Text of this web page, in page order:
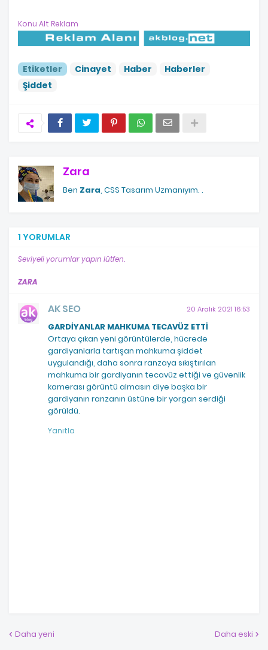
Konu Alt Reklam
Etiketler Cinayet Haber
Haberler
Şiddet
Zara
Ben Zara , CSS Tasarım Uzmanıyım. .
1 YORUMLAR
Seviyeli yorumlar yapın lütfen.
ZARA
AK SEO 20 Aralık 2021 16:53
GARDİYANLAR MAHKUMA TECAVÜZ ETTİ
Ortaya çıkan yeni görüntülerde, hücrede
gardiyanlarla tartışan mahkuma şiddet
uygulandığı, daha sonra ranzaya sıkıştırılan
mahkuma bir gardiyanın tecavüz ettiği ve güvenlik
kamerası görüntü almasın diye başka bir
gardiyanın ranzanın üstüne bir yorgan serdiği
görüldü.
Yanıtla
Daha yeni Daha eski